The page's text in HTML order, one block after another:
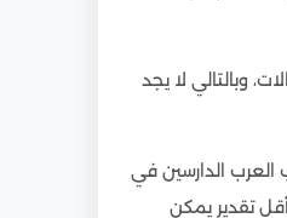
وبالتالي لا يجد
العرب الدارسين في
تقدير يمكن